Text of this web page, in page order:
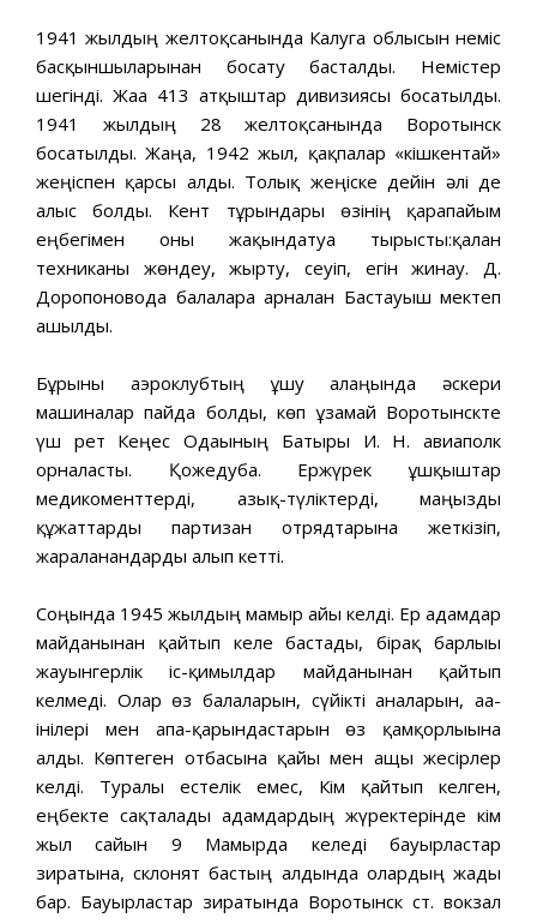
1941 жылдың желтоқсанында Калуга облысын неміс
басқыншыларынан босату басталды. Немістер
шегінді. Жаға 413 атқыштар дивизиясы босатылды.
1941 жылдың 28 желтоқсанында Воротынск
босатылды. Жаңа, 1942 жыл, қақпалар «кішкентай»
жеңіспен қарсы алды. Толық жеңіске дейін әлі де
алыс болды. Кент тұрғындары өзінің қарапайым
еңбегімен оны жақындатуға тырысты:қалған
техниканы жөндеу, жырту, сеуіп, егін жинау. Д.
Доропоновода балаларға арналған Бастауыш мектеп
ашылды.
Бұрынғы аэроклубтың ұшу алаңында әскери
машиналар пайда болды, көп ұзамай Воротынскте
үш рет Кеңес Одағының Батыры И. Н. авиаполк
орналасты. Қожедуба. Ержүрек ұшқыштар
медикоменттерді, азық-түліктерді, маңызды
құжаттарды партизан отрядтарына жеткізіп,
жараланғандарды алып кетті.
Соңында 1945 жылдың мамыр айы келді. Ер адамдар
майданынан қайтып келе бастады, бірақ барлығы
жауынгерлік іс-қимылдар майданынан қайтып
келмеді. Олар өз балаларын, сүйікті аналарын, аға-
інілері мен апа-қарындастарын өз қамқорлығына
алды. Көптеген отбасына қайғы мен ащы жесірлер
келді. Туралы естелік емес, Кім қайтып келген,
еңбекте сақталады адамдардың жүректерінде кім
жыл сайын 9 Мамырда келеді бауырластар
зиратына, склонят бастың алдында олардың жады
бар. Бауырластар зиратында Воротынск ст. вокзал